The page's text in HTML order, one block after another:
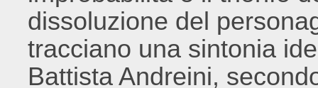
dissoluzione del
tracciano una sintonia
Battista Andreini,